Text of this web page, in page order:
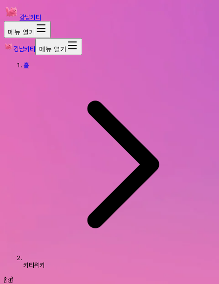
강남키티
메뉴 열기
강남키티 메뉴 열기
홈
키티위키
🍾💰